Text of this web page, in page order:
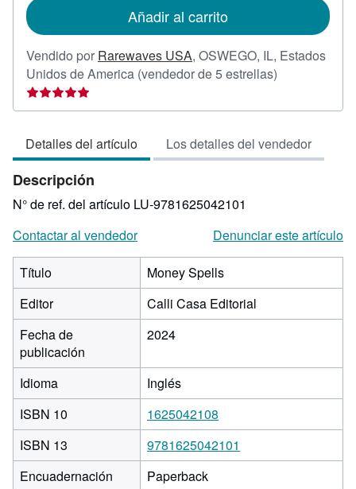
envío
Añadir al carrito
Vendido por Rarewaves USA, OSWEGO, IL, Estados
Unidos de America (vendedor de 5 estrellas)
vendedor:
de
5
Detalles del artículo Los detalles del vendedor
Descripción
N° de ref. del artículo LU-9781625042101
Contactar al vendedor
Denunciar este artículo
Título
Money Spells
Editor
Calli Casa Editorial
Fecha de
publicación
2024
Idioma
Inglés
ISBN 10
1625042108
ISBN 13
9781625042101
Encuadernación
Paperback